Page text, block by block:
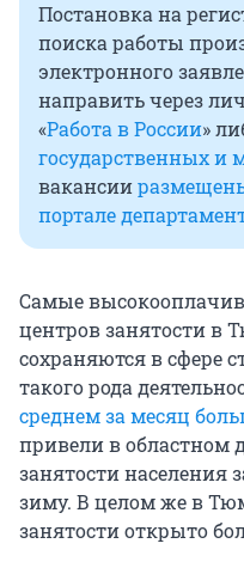
Постановка на
поиска работы
электронного
направить через
«Работа в России»
государственных и
вакансии
портале
Самые
центров занятости в
сохраняются в сфере
такого рода
среднем за месяц
привели в областном
занятости населения
зиму. В целом же в
занятости открыто